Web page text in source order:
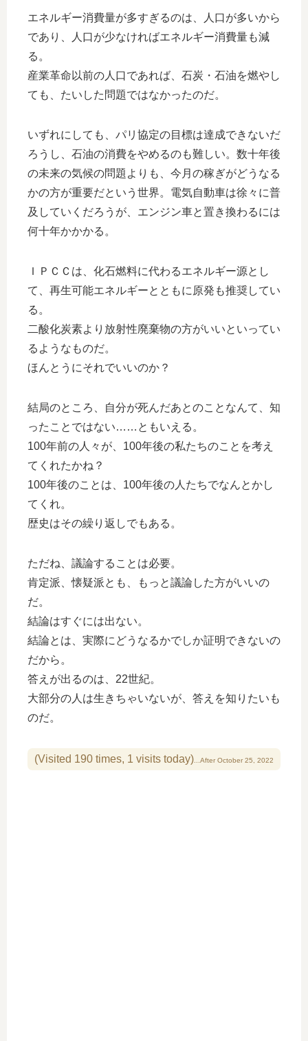
エネルギー消費量が多すぎるのは、人口が多いから
であり、人口が少なければエネルギー消費量も減
る。
産業革命以前の人口であれば、石炭・石油を燃やし
ても、たいした問題ではなかったのだ。
いずれにしても、パリ協定の目標は達成できないだ
ろうし、石油の消費をやめるのも難しい。数十年後
の未来の気候の問題よりも、今月の稼ぎがどうなる
かの方が重要だという世界。電気自動車は徐々に普
及していくだろうが、エンジン車と置き換わるには
何十年かかかる。
ＩＰＣＣは、化石燃料に代わるエネルギー源とし
て、再生可能エネルギーとともに原発も推奨してい
る。
二酸化炭素より放射性廃棄物の方がいいといってい
るようなものだ。
ほんとうにそれでいいのか？
結局のところ、自分が死んだあとのことなんて、知
ったことではない……ともいえる。
100年前の人々が、100年後の私たちのことを考え
てくれたかね？
100年後のことは、100年後の人たちでなんとかし
てくれ。
歴史はその繰り返しでもある。
ただね、議論することは必要。
肯定派、懐疑派とも、もっと議論した方がいいの
だ。
結論はすぐには出ない。
結論とは、実際にどうなるかでしか証明できないの
だから。
答えが出るのは、22世紀。
大部分の人は生きちゃいないが、答えを知りたいも
のだ。
(Visited 190 times, 1 visits today)